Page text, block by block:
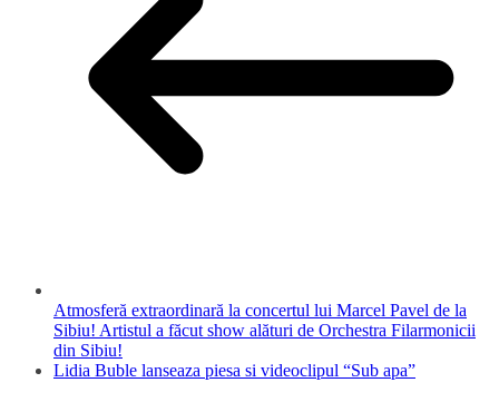
Atmosferă extraordinară la concertul lui Marcel Pavel de la
Sibiu! Artistul a făcut show alături de Orchestra Filarmonicii
din Sibiu!
Lidia Buble lanseaza piesa si videoclipul “Sub apa”